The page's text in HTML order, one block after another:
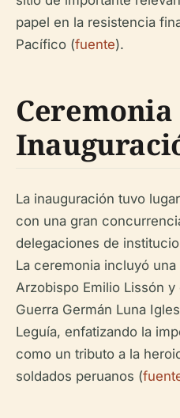
papel en la resistencia
Pacífico (fuente).
Ceremonia
La inauguración tuvo
con una gran
delegaciones de
La ceremonia incluyó
Arzobispo Emilio Lissón
Guerra Germán Luna
Leguía, enfatizando la
como un tributo a la
soldados peruanos (